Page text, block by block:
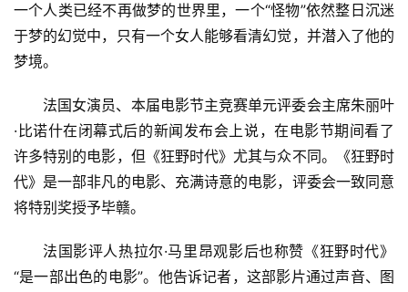
一个人类已经不再做梦的世界里，一个“怪物”依然整日沉迷
于梦的幻觉中，只有一个女人能够看清幻觉，并潜入了他的
梦境。
法国女演员、本届电影节主竞赛单元评委会主席朱丽叶
·比诺什在闭幕式后的新闻发布会上说，在电影节期间看了
许多特别的电影，但《狂野时代》尤其与众不同。《狂野时
代》是一部非凡的电影、充满诗意的电影，评委会一致同意
将特别奖授予毕赣。
法国影评人热拉尔·马里昂观影后也称赞《狂野时代》
“是一部出色的电影”。他告诉记者，这部影片通过声音、图